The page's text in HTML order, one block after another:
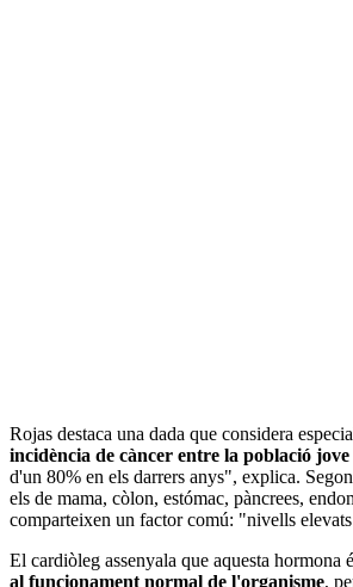
Rojas destaca una dada que considera
incidència de càncer entre la població jove
d'un 80% en els darrers anys", explica.
els de mama, còlon, estómac, pàncrees,
comparteixen un factor comú: "nivells
El cardiòleg assenyala que aquesta hormona
al funcionament normal de l'organisme,